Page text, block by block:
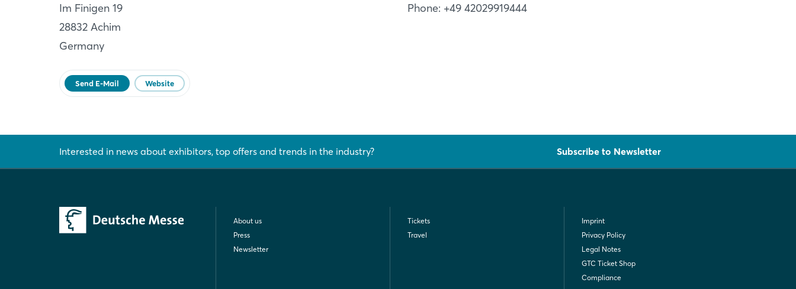
Im Finigen 19
28832 Achim
Germany
Send E-Mail Website
Phone: +49 42029919444
Achim
DE
Interested in news about exhibitors, top offers and trends in the industry? Subscribe to Newsletter
About us
Press
Newsletter
Tickets
Travel
Imprint
Privacy Policy
Legal Notes
GTC Ticket Shop
Compliance